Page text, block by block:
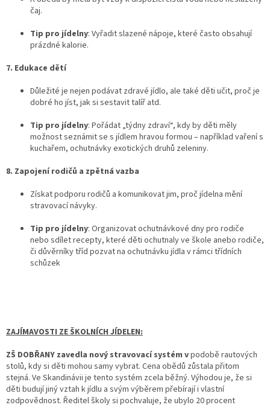
čaj.
Tip pro jídelny: Vyřadit slazené nápoje, které často obsahují
prázdné kalorie.
7. Edukace dětí
Důležité je nejen podávat zdravé jídlo, ale také děti učit, proč je
dobré ho jíst, jak si sestavit talíř atd.
Tip pro jídelny: Pořádat „týdny zdraví“, kdy by děti měly
možnost seznámit se s jídlem hravou formou – například vaření s
kuchařem, ochutnávky exotických druhů zeleniny.
8. Zapojení rodičů a zpětná vazba
Získat podporu rodičů a komunikovat jim, proč jídelna mění
stravovací návyky.
Tip pro jídelny: Organizovat ochutnávkové dny pro rodiče
nebo sdílet recepty, které děti ochutnaly ve škole anebo rodiče,
či důvěrníky tříd pozvat na ochutnávku jídla v rámci třídních
schůzek
ZAJÍMAVOSTI ZE ŠKOLNÍCH JÍDELEN:
ZŠ DOBŘANY zavedla nový stravovací systém vpodobě rautových
stolů, kdy si děti mohou samy vybrat. Cena obědů zůstala přitom
stejná. Ve Skandinávii je tento systém zcela běžný. Výhodou je, že si
děti budují jiný vztah k jídlu a svým výběrem přebírají i vlastní
zodpovědnost. Ředitel školy si pochvaluje, že ubylo 20 procent